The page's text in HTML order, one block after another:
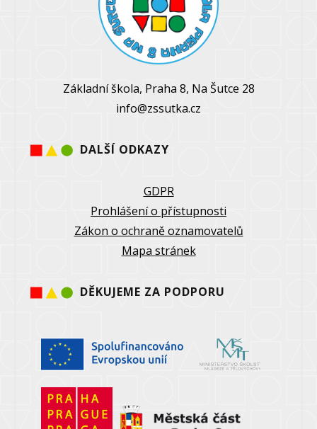
Základní škola, Praha 8, Na Šutce 28
info@zssutka.cz
DALŠÍ ODKAZY
GDPR
Prohlášení o přístupnosti
Zákon o ochraně oznamovatelů
Mapa stránek
DĚKUJEME ZA PODPORU